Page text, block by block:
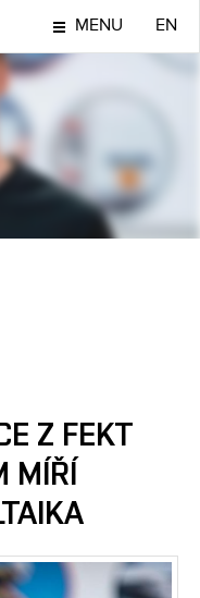
MENU EN
Z FEKT
MÍŘÍ